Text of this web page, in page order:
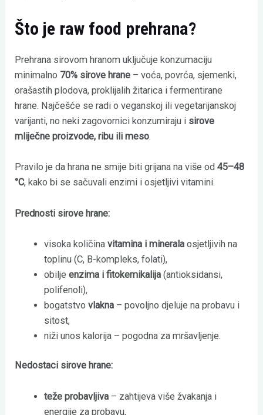
Što je raw food prehrana?
Prehrana sirovom hranom uključuje konzumaciju
minimalno 70% sirove hrane – voća, povrća, sjemenki,
orašastih plodova, proklijalih žitarica i fermentirane
hrane. Najčešće se radi o veganskoj ili vegetarijanskoj
varijanti, no neki zagovornici konzumiraju i sirove
mliječne proizvode, ribu ili meso.
Pravilo je da hrana ne smije biti grijana na više od 45–48
°C, kako bi se sačuvali enzimi i osjetljivi vitamini.
Prednosti sirove hrane:
visoka količina vitamina i mineralaosjetljivih na
toplinu (C, B-kompleks, folati),
obilje enzima i fitokemikalija(antioksidansi,
polifenoli),
bogatstvo vlakna– povoljno djeluje na probavu i
sitost,
niži unos kalorija – pogodna za mršavljenje.
Nedostaci sirove hrane:
teže probavljiva– zahtijeva više žvakanja i
energije za probavu,